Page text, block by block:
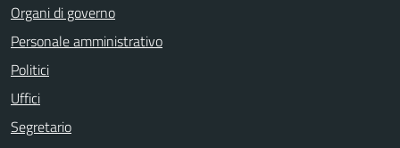
Organi di governo
Personale amministrativo
Politici
Uffici
Segretario